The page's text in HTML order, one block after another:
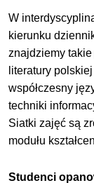
W
kierunku
znajdziemy
literatury
współczesny
techniki
Siatki zajęć są
modułu
Studenci